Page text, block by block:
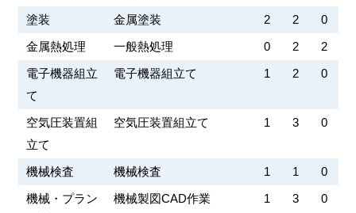
塗装
金属塗装 2 2
0
金属熱処理
一般熱処理 0 2
2
電子機器組立
て
電子機器組立て 1 2 0
空気圧装置組
立て
空気圧装置組立て 1 3 0
機械検査 機械検査 1 1
0
機械・プラン
機械製図CAD作業 1 3 0